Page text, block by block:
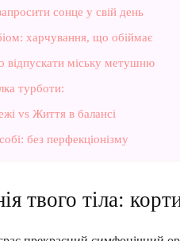
сонце у свій день
харчування, що обіймає
відпускати міську метушню
турботи:
vs Життя в балансі
без перфекціонізму
твого тіла: